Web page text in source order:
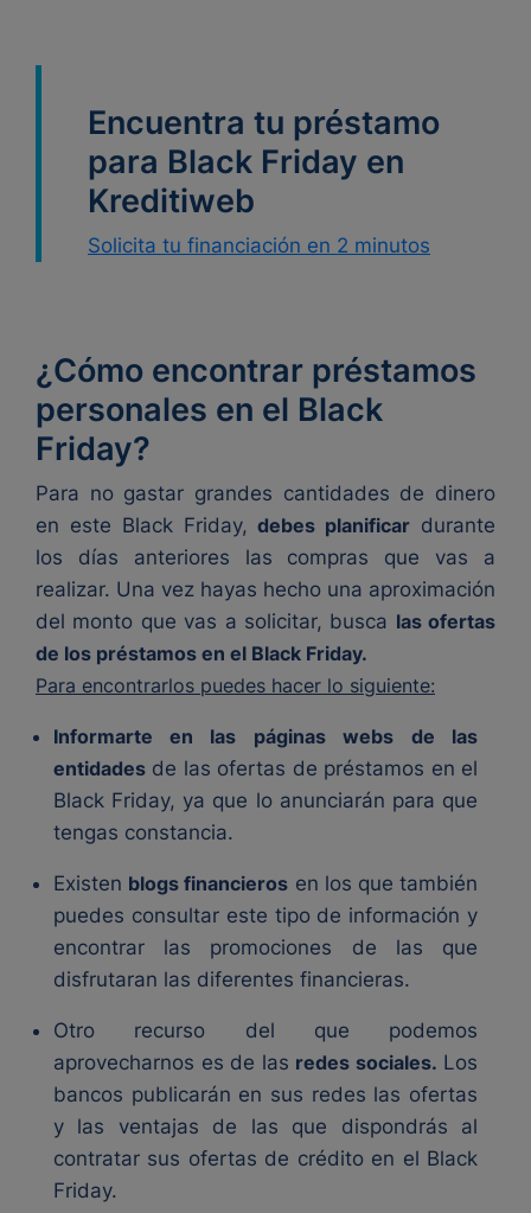
Encuentra tu préstamo
para Black Friday en
Kreditiweb
Solicita tu financiación en 2 minutos
¿Cómo encontrar préstamos
personales en el Black
Friday?
Para no gastar grandes cantidades de dinero
en este Black Friday,debes planificar durante
los días anteriores las compras que vas a
realizar. Una vez hayas hecho una aproximación
del monto que vas a solicitar, busca las ofertas
de los préstamos en el Black Friday.
Para encontrarlos puedes hacer lo siguiente:
Informarte en las páginas webs
de las
entidades de las ofertas de préstamos en el
Black Friday, ya que lo anunciarán para que
tengas constancia.
Existen blogs financieros en los que también
puedes consultar este tipo de información y
encontrar las promociones de las que
disfrutaran las diferentes financieras.
Otro recurso del que podemos
aprovecharnos es de las redes sociales. Los
bancos publicarán en sus redes las ofertas
y las ventajas de las que dispondrás al
contratar sus ofertas de crédito en el Black
Friday.